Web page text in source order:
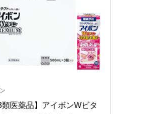
類医薬品】アイボンWビタ